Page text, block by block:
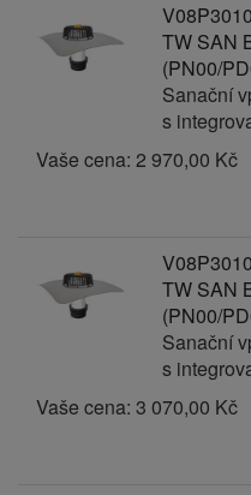
TW SAN
(PN00/
Sanační
s
Vaše cena: 2 970,00 Kč
TW SAN
(PN00/
Sanační
s
Vaše cena: 3 070,00 Kč